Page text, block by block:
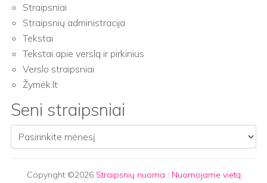
Straipsniai
Straipsnių administracija
Tekstai
Tekstai apie verslą ir pirkinius
Verslo straipsniai
Žymėk.lt
Seni straipsniai
Seni straipsniai
Copyright ©2026 Straipsnių nuoma : Nuomojame vietą